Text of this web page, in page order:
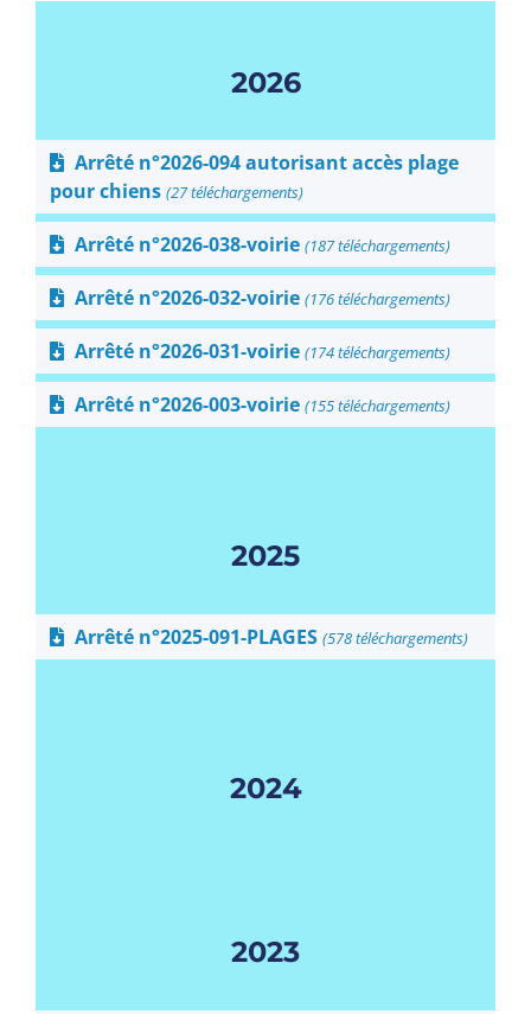
2026
Arrêté n°2026-094 autorisant accès plage
pour chiens (27 téléchargements)
Arrêté n°2026-038-voirie (187 téléchargements)
Arrêté n°2026-032-voirie (176 téléchargements)
Arrêté n°2026-031-voirie (174 téléchargements)
Arrêté n°2026-003-voirie (155 téléchargements)
2025
Arrêté n°2025-091-PLAGES (578 téléchargements)
2024
2023